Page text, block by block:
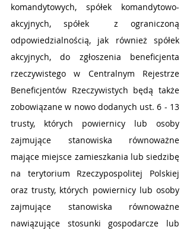
komandytowych, spółek komandytowo-
akcyjnych, spółek  z ograniczoną
odpowiedzialnością, jak również spółek
akcyjnych, do zgłoszenia beneficjenta
rzeczywistego w Centralnym Rejestrze
Beneficjentów Rzeczywistych będą także
zobowiązane w nowo dodanych ust. 6 - 13
trusty, których powiernicy lub osoby
zajmujące stanowiska równoważne
mające miejsce zamieszkania lub siedzibę
na terytorium Rzeczypospolitej Polskiej
oraz trusty, których powiernicy lub osoby
zajmujące stanowiska równoważne
nawiązujące stosunki gospodarcze lub